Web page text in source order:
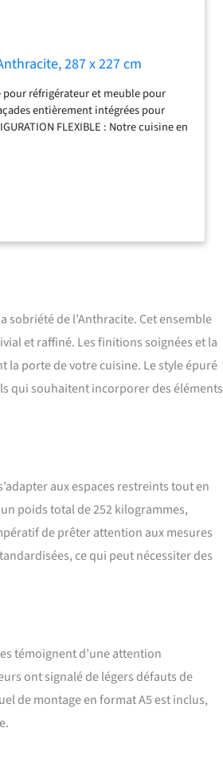
287 x 227 cm
pour réfrigérateur et meuble pour
entièrement intégrées pour
FLEXIBLE : Notre cuisine en
un confort supplémentaire.
: 56,8x90,6x55 cm. Niche
le corps de la cuisine sont fabriqués
de montage, instructions de montage
sobriété de l’Anthracite. Cet ensemble
et raffiné. Les finitions soignées et la
la porte de votre cuisine. Le style épuré
qui souhaitent incorporer des éléments
aux espaces restreints tout en
poids total de 252 kilogrammes,
de prêter attention aux mesures
ce qui peut nécessiter des
témoignent d’une attention
ont signalé de légers défauts de
de montage en format A5 est inclus,